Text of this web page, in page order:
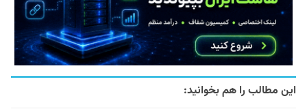
این مطالب را هم بخوانید: